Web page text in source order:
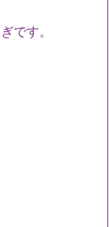
です。